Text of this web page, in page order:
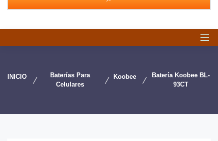
INICIO
Baterías Para
Celulares
Koobee
Batería Koobee BL-
93CT